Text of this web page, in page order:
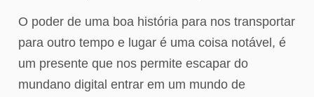
O poder de uma boa história para nos transportar
para outro tempo e lugar é uma coisa notável, é
um presente que nos permite escapar do
mundano digital entrar em um mundo de